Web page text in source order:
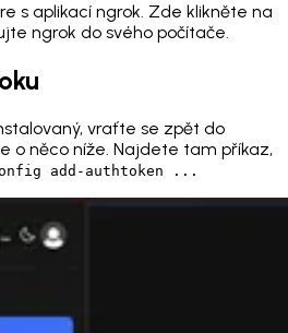
s aplikací ngrok. Zde klikněte na
ngrok do svého počítače.
vraťte se zpět do
o něco níže. Najdete tam příkaz,
add-authtoken ...